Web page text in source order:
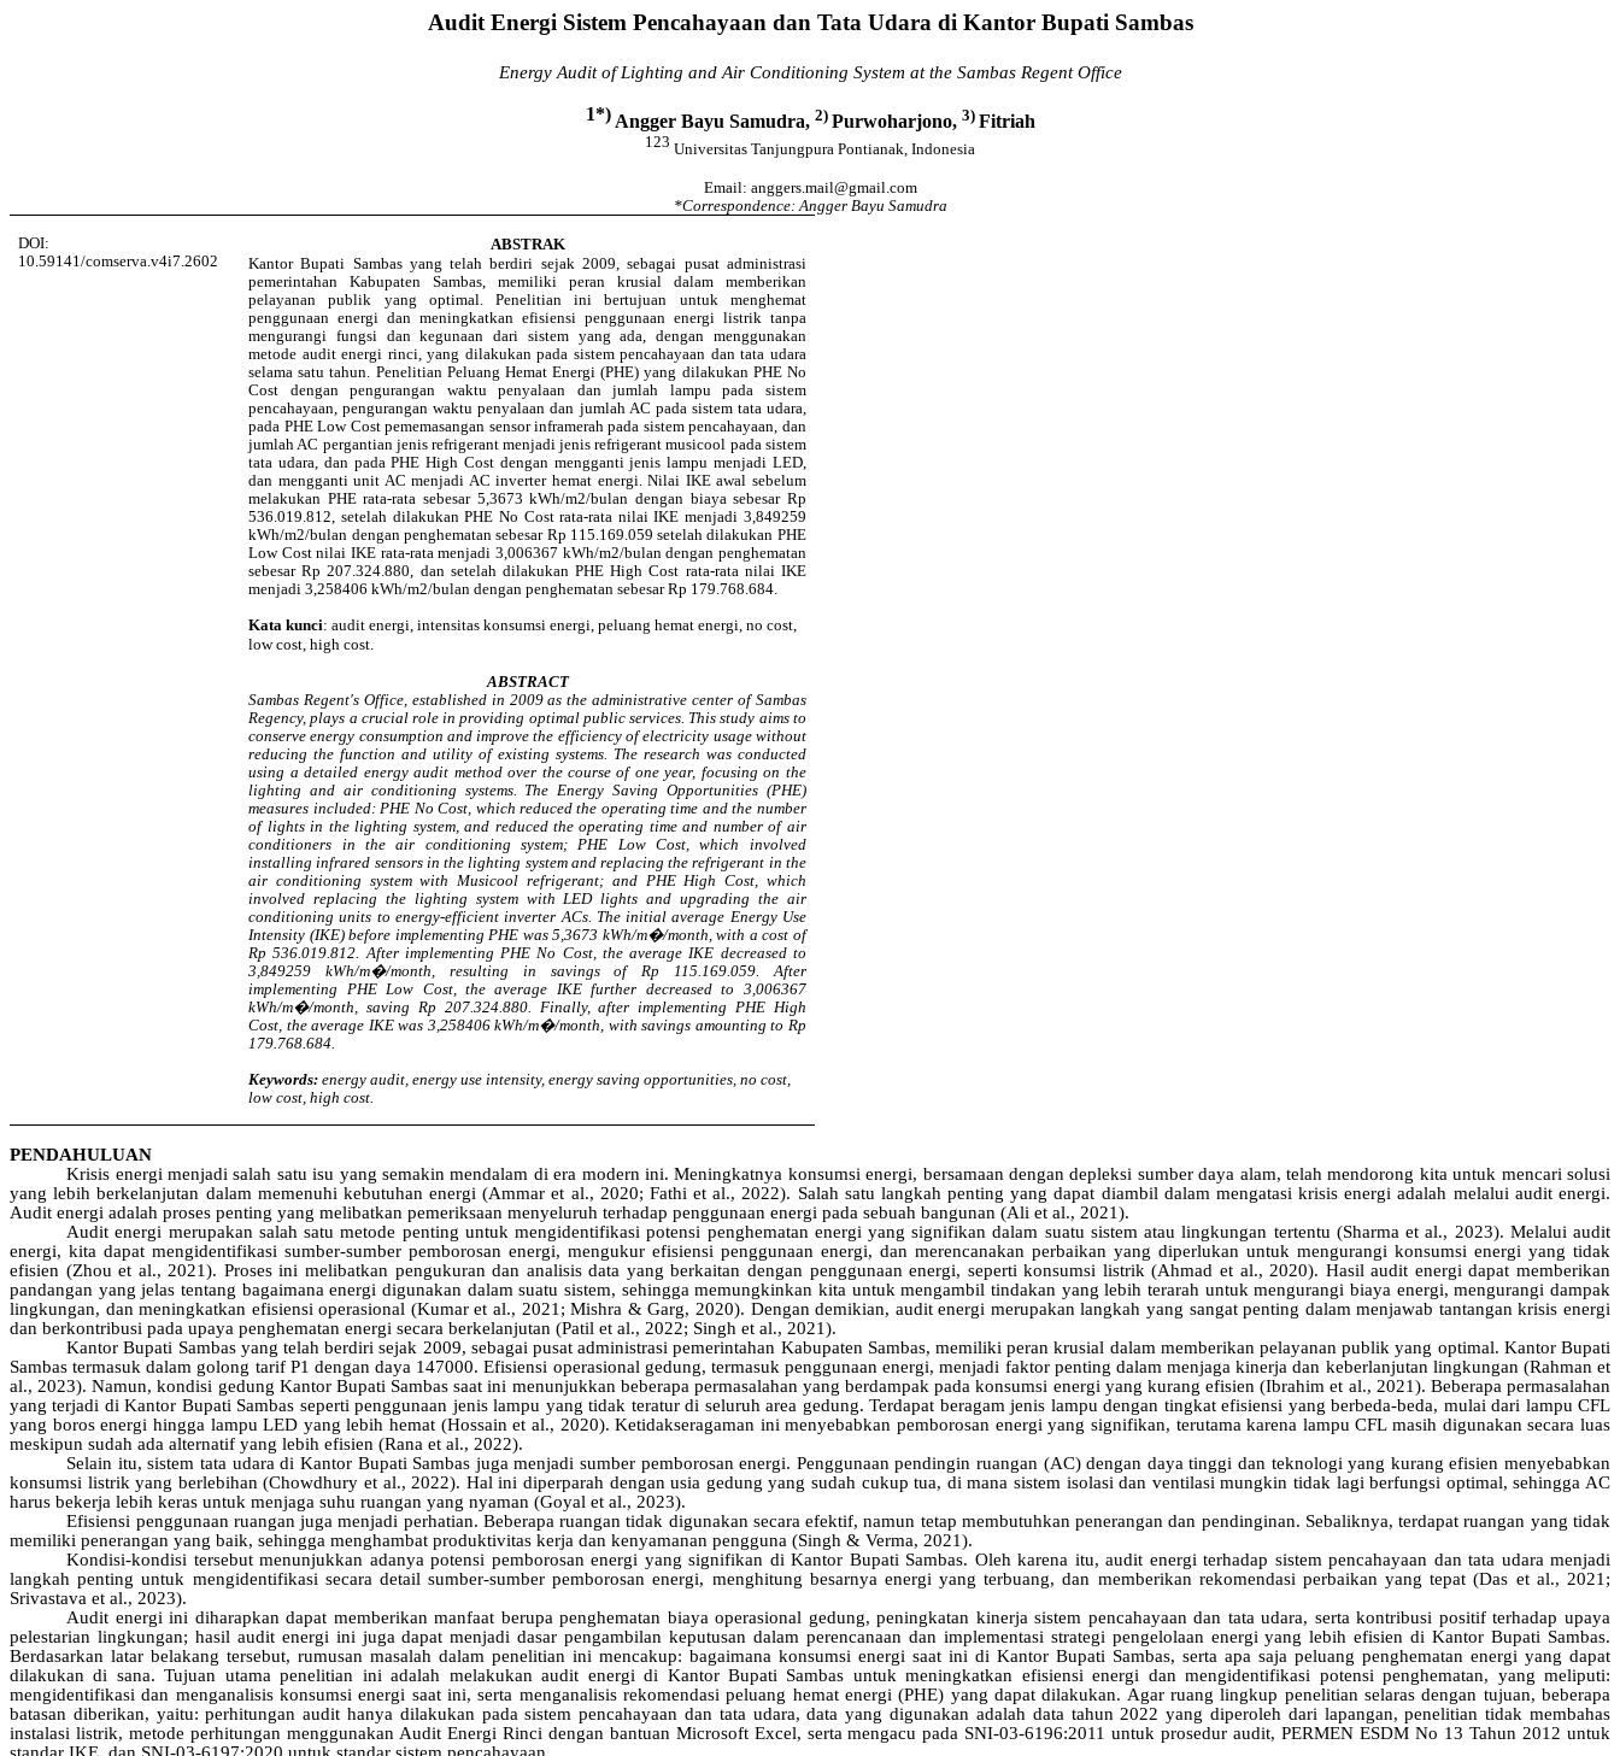
Audit Energi Sistem Pencahayaan dan Tata Udara di Kantor Bupati Sambas
Energy Audit of Lighting and Air Conditioning System at the Sambas Regent Office
1*) AnggerBayu Samudra, 2) Purwoharjono, 3) Fitriah
123 Universitas Tanjungpura Pontianak, Indonesia
Email: anggers.mail@gmail.com
*Correspondence: Angger Bayu Samudra
DOI:
10.59141/comserva.v4i7.2602
ABSTRAK
Kantor Bupati Sambas yang telah berdiri sejak 2009, sebagai pusat administrasi
pemerintahan Kabupaten Sambas, memiliki peran krusial dalam memberikan
pelayanan publik yang optimal. Penelitian ini bertujuan untuk menghemat
penggunaan energi dan meningkatkan efisiensi penggunaan energi listrik tanpa
mengurangi fungsi dan kegunaan dari sistem yang ada, dengan menggunakan
metode audit energi rinci, yang dilakukan pada sistem pencahayaan dan tata udara
selama satu tahun. Penelitian Peluang Hemat Energi (PHE) yang dilakukan PHE No
Cost dengan pengurangan waktu penyalaan dan jumlah lampu pada sistem
pencahayaan, pengurangan waktu penyalaan dan jumlah AC pada sistem tata udara,
pada PHE Low Cost pememasangan sensor inframerah pada sistem pencahayaan, dan
jumlah AC pergantian jenis refrigerant menjadi jenis refrigerant musicool pada sistem
tata udara, dan pada PHE High Cost dengan mengganti jenis lampu menjadi LED,
dan mengganti unit AC menjadi AC inverter hemat energi. Nilai IKE awal sebelum
melakukan PHE rata-rata sebesar 5,3673 kWh/m2/bulan dengan biaya sebesar Rp
536.019.812, setelah dilakukan PHE No Cost rata-rata nilai IKE menjadi 3,849259
kWh/m2/bulan dengan penghematan sebesar Rp 115.169.059 setelah dilakukan PHE
Low Cost nilai IKE rata-rata menjadi 3,006367 kWh/m2/bulan dengan penghematan
sebesar Rp 207.324.880, dan setelah dilakukan PHE High Cost rata-rata nilai IKE
menjadi 3,258406 kWh/m2/bulan dengan penghematan sebesar Rp 179.768.684.
Kata kunci:audit energi, intensitas konsumsi energi, peluang hemat energi,no cost
low cost ,high cost
ABSTRACT
Sambas Regent's Office, established in 2009 as the administrative center of Sambas
Regency, plays a crucial role in providing optimal public services. This study aims to
conserve energy consumption and improve the efficiency of electricity usage without
reducing the function and utility of existing systems. The research was conducted
using a detailed energy audit method over the course of one year, focusing on the
lighting and air conditioning systems. The Energy Saving Opportunities (PHE)
measures included: PHE No Cost, which reduced the operating time and the number
of lights in the lighting system, and reduced the operating time and number of air
conditioners in the air conditioning system; PHE Low Cost, which involved
installing infrared sensors in the lighting system and replacing the refrigerant in the
air conditioning system with Musicool refrigerant; and PHE High Cost, which
involved replacing the lighting system with LED lights and upgrading the air
conditioning units to energy-efficient inverter ACs. The initial average Energy Use
Intensity (IKE) before implementing PHE was 5,3673 kWh/m�/month, with a cost of
Rp 536.019.812. After implementing PHE No Cost, the average IKE decreased to
3,849259 kWh/m�/month, resulting in savings of Rp 115.169.059. After
implementing PHE Low Cost, the average IKE further decreased to 3,006367
kWh/m�/month, saving Rp 207.324.880. Finally, after implementing PHE High
Cost, the average IKE was 3,258406 kWh/m�/month, with savings amounting to Rp
179.768.684.
Keywords: energy audit, energy use intensity, energy saving opportunities, no cost,
low cost, high cost.
PENDAHULUAN
Krisis energi menjadi salah satu isu yang semakin mendalam di era modern ini. Meningkatnya konsumsi energi, bersamaan dengan depleksi sumber daya alam, telah mendorong kita untuk mencari solusi
yang lebih berkelanjutan dalam memenuhi kebutuhan energi (Ammar et al., 2020; Fathi et al., 2022). Salah satu langkah penting yang dapat diambil dalam mengatasi krisis energi adalah melalui audit energi.
Audit energi adalah proses penting yang melibatkan pemeriksaan menyeluruh terhadap penggunaan energi pada sebuah bangunan (Ali et al., 2021).
Audit energi merupakan salah satu metode penting untuk mengidentifikasi potensi penghematan energi yang signifikan dalam suatu sistem atau lingkungan tertentu (Sharma et al., 2023). Melalui audit
energi, kita dapat mengidentifikasi sumber-sumber pemborosan energi, mengukur efisiensi penggunaan energi, dan merencanakan perbaikan yang diperlukan untuk mengurangi konsumsi energi yang tidak
efisien (Zhou et al., 2021). Proses ini melibatkan pengukuran dan analisis data yang berkaitan dengan penggunaan energi, seperti konsumsi listrik (Ahmad et al., 2020). Hasil audit energi dapat memberikan
pandangan yang jelas tentang bagaimana energi digunakan dalam suatu sistem, sehingga memungkinkan kita untuk mengambil tindakan yang lebih terarah untuk mengurangi biaya energi, mengurangi dampak
lingkungan, dan meningkatkan efisiensi operasional (Kumar et al., 2021; Mishra & Garg, 2020). Dengan demikian, audit energi merupakan langkah yang sangat penting dalam menjawab tantangan krisis energi
dan berkontribusi pada upaya penghematan energi secara berkelanjutan (Patil et al., 2022; Singh et al., 2021).
Kantor Bupati Sambas yang telah berdiri sejak 2009, sebagai pusat administrasi pemerintahan Kabupaten Sambas, memiliki peran krusial dalam memberikan pelayanan publik yang optimal. Kantor Bupati
Sambas termasuk dalam golong tarif P1 dengan daya 147000. Efisiensi operasional gedung, termasuk penggunaan energi, menjadi faktor penting dalam menjaga kinerja dan keberlanjutan lingkungan (Rahman et
al., 2023). Namun, kondisi gedung Kantor Bupati Sambas saat ini menunjukkan beberapa permasalahan yang berdampak pada konsumsi energi yang kurang efisien (Ibrahim et al., 2021). Beberapa permasalahan
yang terjadi di Kantor Bupati Sambas seperti penggunaan jenis lampu yang tidak teratur di seluruh area gedung. Terdapat beragam jenis lampu dengan tingkat efisiensi yang berbeda-beda, mulai dari lampu CFL
yang boros energi hingga lampu LED yang lebih hemat (Hossain et al., 2020). Ketidakseragaman ini menyebabkan pemborosan energi yang signifikan, terutama karena lampu CFL masih digunakan secara luas
meskipun sudah ada alternatif yang lebih efisien (Rana et al., 2022).
Selain itu, sistem tata udara di Kantor Bupati Sambas juga menjadi sumber pemborosan energi. Penggunaan pendingin ruangan (AC) dengan daya tinggi dan teknologi yang kurang efisien menyebabkan
konsumsi listrik yang berlebihan (Chowdhury et al., 2022). Hal ini diperparah dengan usia gedung yang sudah cukup tua, di mana sistem isolasi dan ventilasi mungkin tidak lagi berfungsi optimal, sehingga AC
harus bekerja lebih keras untuk menjaga suhu ruangan yang nyaman (Goyal et al., 2023).
Efisiensi penggunaan ruangan juga menjadi perhatian. Beberapa ruangan tidak digunakan secara efektif, namun tetap membutuhkan penerangan dan pendinginan. Sebaliknya, terdapat ruangan yang tidak
memiliki penerangan yang baik, sehingga menghambat produktivitas kerja dan kenyamanan pengguna (Singh & Verma, 2021).
Kondisi-kondisi tersebut menunjukkan adanya potensi pemborosan energi yang signifikan di Kantor Bupati Sambas. Oleh karena itu, audit energi terhadap sistem pencahayaan dan tata udara menjadi
langkah penting untuk mengidentifikasi secara detail sumber-sumber pemborosan energi, menghitung besarnya energi yang terbuang, dan memberikan rekomendasi perbaikan yang tepat (Das et al., 2021;
Srivastava et al., 2023).
Audit energi ini diharapkan dapat memberikan manfaat berupa penghematan biaya operasional gedung, peningkatan kinerja sistem pencahayaan dan tata udara, serta kontribusi positif terhadap upaya
pelestarian lingkungan; hasil audit energi ini juga dapat menjadi dasar pengambilan keputusan dalam perencanaan dan implementasi strategi pengelolaan energi yang lebih efisien di Kantor Bupati Sambas.
Berdasarkan latar belakang tersebut, rumusan masalah dalam penelitian ini mencakup: bagaimana konsumsi energi saat ini di Kantor Bupati Sambas, serta apa saja peluang penghematan energi yang dapat
dilakukan di sana. Tujuan utama penelitian ini adalah melakukan audit energi di Kantor Bupati Sambas untuk meningkatkan efisiensi energi dan mengidentifikasi potensi penghematan, yang meliputi:
mengidentifikasi dan menganalisis konsumsi energi saat ini, serta menganalisis rekomendasi peluang hemat energi (PHE) yang dapat dilakukan. Agar ruang lingkup penelitian selaras dengan tujuan, beberapa
batasan diberikan, yaitu: perhitungan audit hanya dilakukan pada sistem pencahayaan dan tata udara, data yang digunakan adalah data tahun 2022 yang diperoleh dari lapangan, penelitian tidak membahas
instalasi listrik, metode perhitungan menggunakan Audit Energi Rinci dengan bantuan Microsoft Excel, serta mengacu pada SNI-03-6196:2011 untuk prosedur audit, PERMEN ESDM No 13 Tahun 2012 untuk
standar IKE, dan SNI-03-6197:2020 untuk standar sistem pencahayaan.